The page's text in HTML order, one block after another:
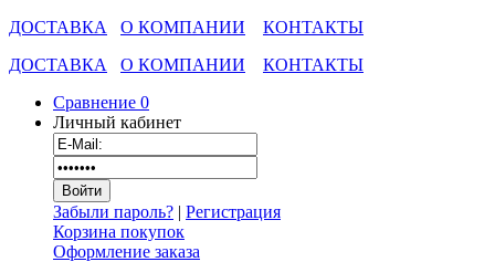
ДОСТАВКА О КОМПАНИИ
КОНТАКТЫ
ДОСТАВКА
О КОМПАНИИ
КОНТАКТЫ
Сравнение 0
Личный кабинет
Забыли пароль? | Регистрация
Корзина покупок
Оформление заказа